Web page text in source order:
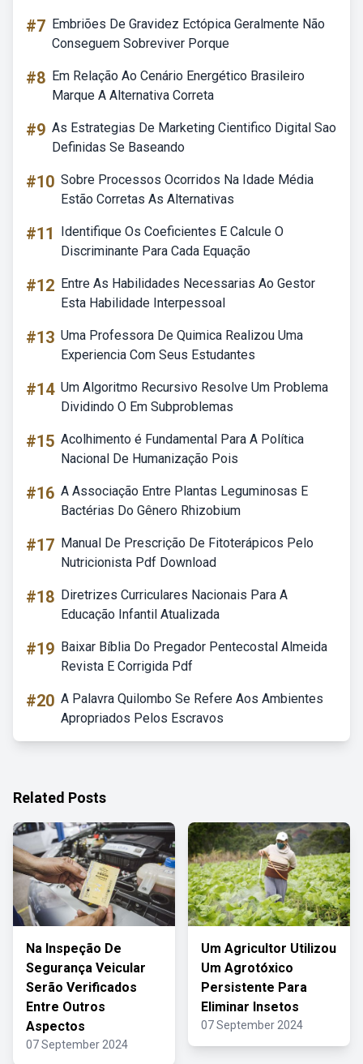
#7 Embriões De Gravidez Ectópica Geralmente Não
Conseguem Sobreviver Porque
#8 Em Relação Ao Cenário Energético Brasileiro
Marque A Alternativa Correta
#9 As Estrategias De Marketing Cientifico Digital Sao
Definidas Se Baseando
#10 Sobre Processos Ocorridos Na Idade Média
Estão Corretas As Alternativas
#11
Identifique Os Coeficientes E Calcule O
Discriminante Para Cada Equação
#12 Entre As Habilidades Necessarias Ao Gestor
Esta Habilidade Interpessoal
#13 Uma Professora De Quimica Realizou Uma
Experiencia Com Seus Estudantes
#14 Um Algoritmo Recursivo Resolve Um Problema
Dividindo O Em Subproblemas
#15 Acolhimento é Fundamental Para A Política
Nacional De Humanização Pois
#16 A Associação Entre Plantas Leguminosas E
Bactérias Do Gênero Rhizobium
#17 Manual De Prescrição De Fitoterápicos Pelo
Nutricionista Pdf Download
#18 Diretrizes Curriculares Nacionais Para A
Educação Infantil Atualizada
#19 Baixar Bíblia Do Pregador Pentecostal Almeida
Revista E Corrigida Pdf
#20 A Palavra Quilombo Se Refere Aos Ambientes
Apropriados Pelos Escravos
Related Posts
Na Inspeção De
Segurança Veicular
Serão Verificados
Entre Outros
Aspectos
07 September 2024
Um Agricultor Utilizou
Um Agrotóxico
Persistente Para
Eliminar Insetos
07 September 2024